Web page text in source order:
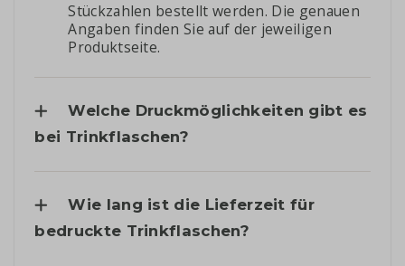
Stückzahlen bestellt werden. Die genauen
Angaben finden Sie auf der jeweiligen
Produktseite.
Welche Druckmöglichkeiten gibt es
bei Trinkflaschen?
Wie lang ist die Lieferzeit für
bedruckte Trinkflaschen?